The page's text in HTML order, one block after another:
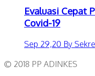
Evaluasi Cepat
Covid-19
Sep 29,20 By
© 2018 PP ADINKES